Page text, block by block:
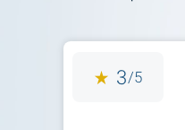
בוועדות היגוי, בימי
שיא חווייתיים, מתוך
5/
3